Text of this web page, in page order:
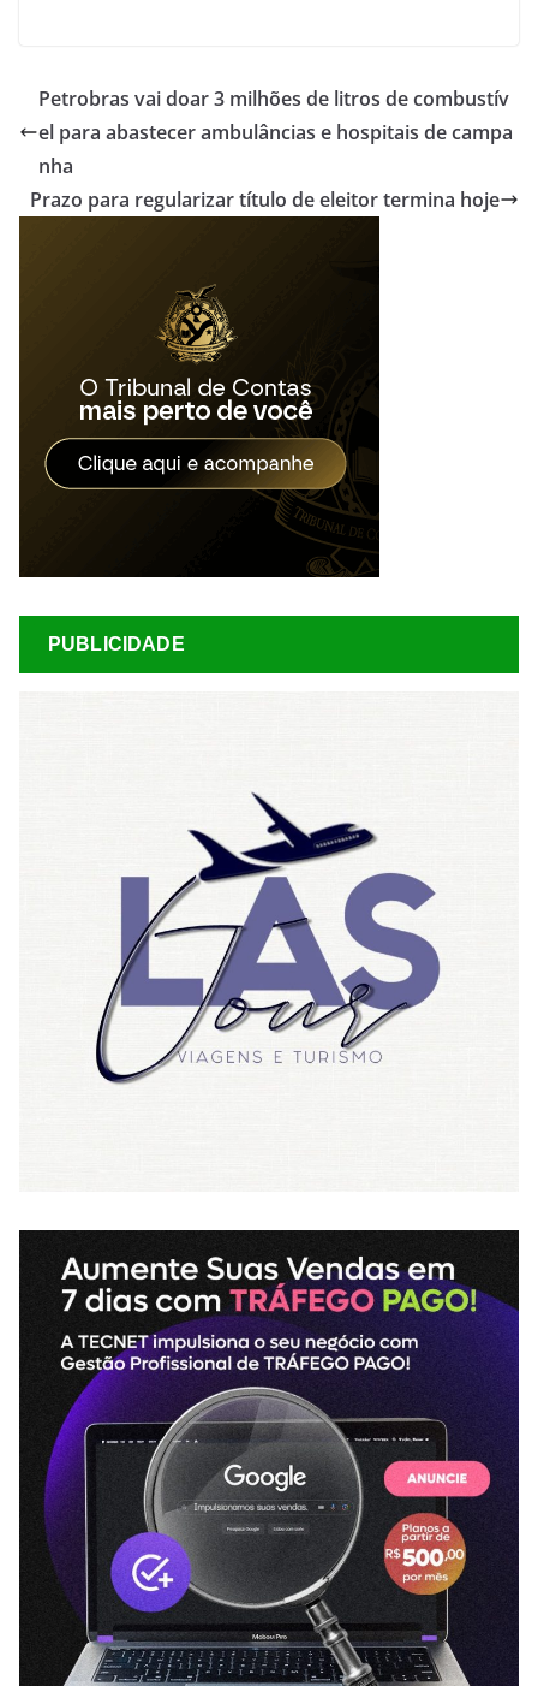
Petrobras vai doar 3 milhões de litros de combustív
el para abastecer ambulâncias e hospitais de campa
nha
Prazo para regularizar título de eleitor termina hoje
PUBLICIDADE